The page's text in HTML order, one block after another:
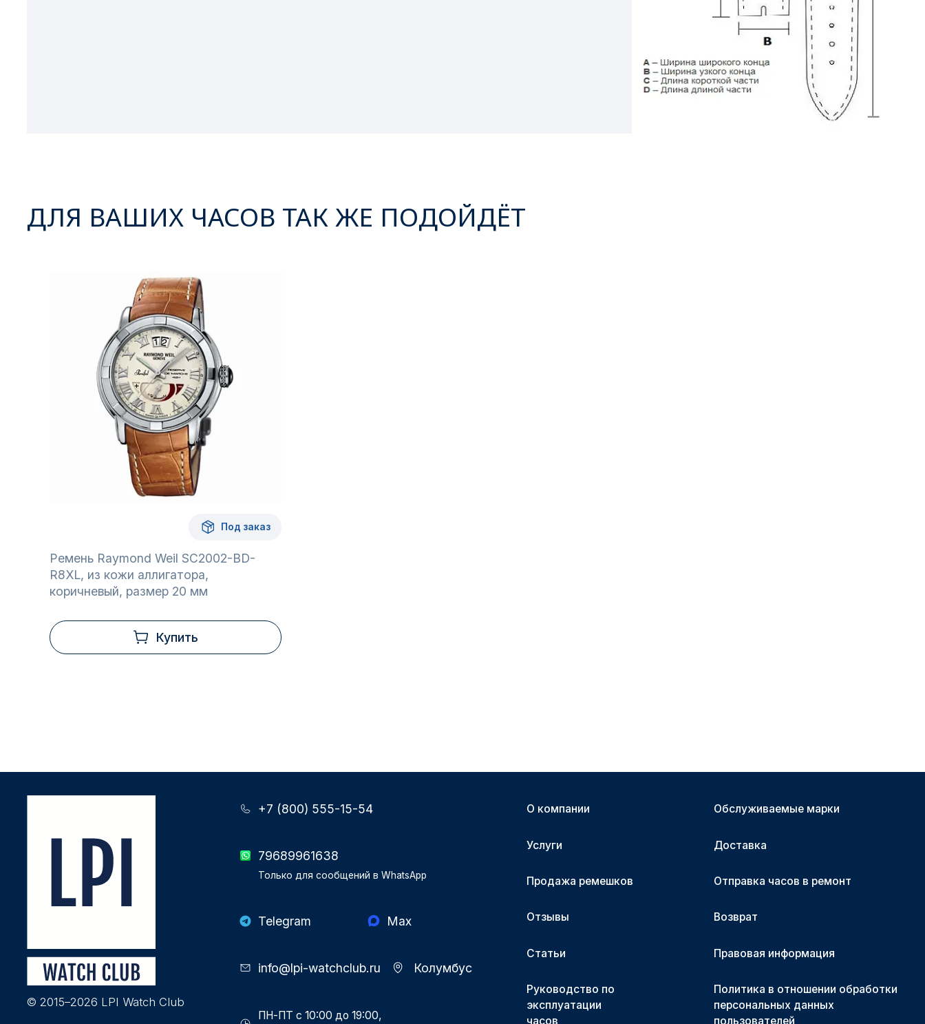
ДЛЯ ВАШИХ ЧАСОВ ТАК ЖЕ ПОДОЙДЁТ
Под заказ
Ремень Raymond Weil SC2002-BD-
R8XL, из кожи аллигатора,
коричневый, размер 20 мм
Купить
© 2015–2026 LPI Watch Club
+7 (800) 555-15-54
79689961638
Только для сообщений в WhatsApp
Telegram Max
info@lpi-watchclub.ru Колумбус
ПН-ПТ с 10:00 до 19:00,
О компании
Услуги
Продажа ремешков
Отзывы
Статьи
Руководство по
эксплуатации
часов
Обслуживаемые марки
Доставка
Отправка часов в ремонт
Возврат
Правовая информация
Политика в отношении обработки
персональных данных
пользователей